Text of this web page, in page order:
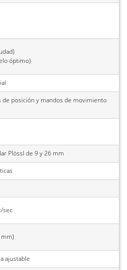
óptimo)
de posición y mandos de movimiento
Plössl de 9 y 26 mm
sec
ajustable